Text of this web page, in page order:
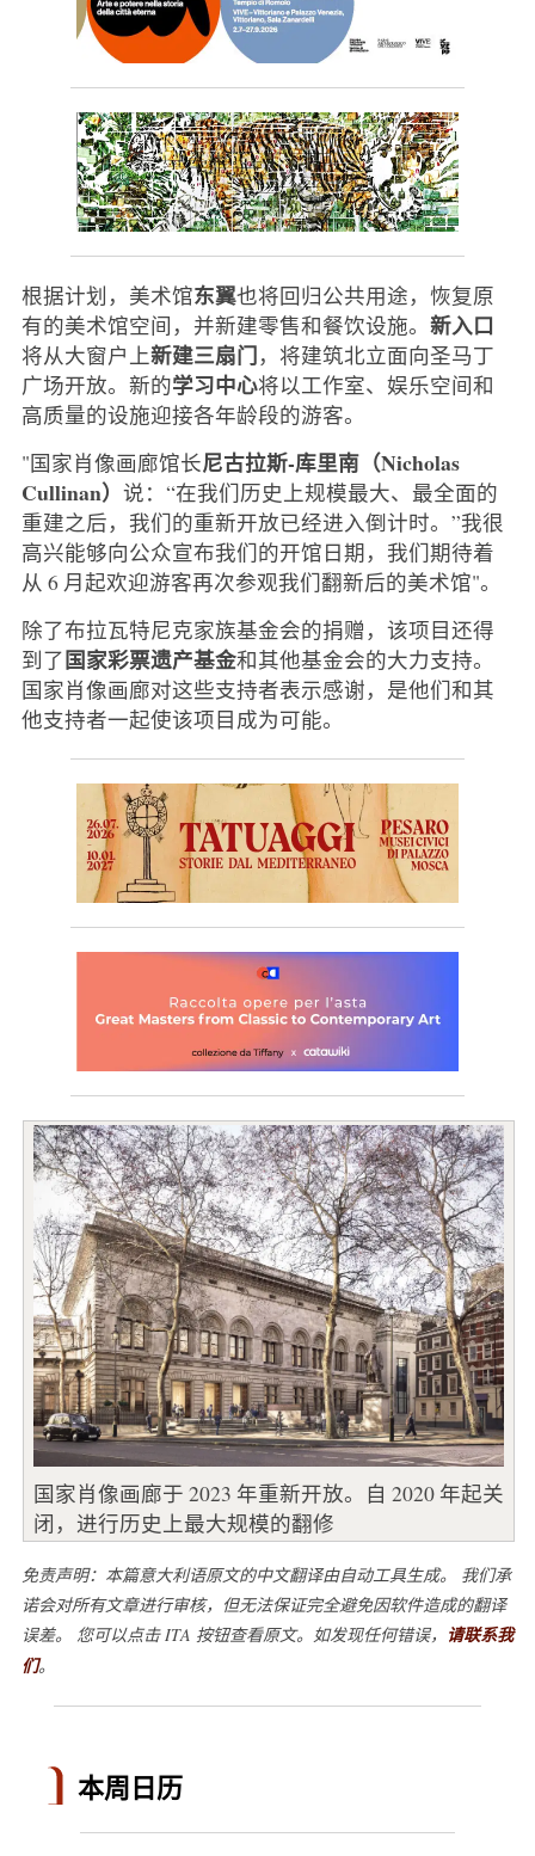
根据计划，美术馆东翼也将回归公共用途，恢复原
有的美术馆空间，并新建零售和餐饮设施。 新入口
将从大窗户上新建三扇门，将建筑北立面向圣马丁
广场开放。新的学习中心将以工作室、娱乐空间和
高质量的设施迎接各年龄段的游客。
"国家肖像画廊馆长尼古拉斯-库里南（Nicholas
Cullinan） 说：“在我们历史上规模最大、最全面的
重建之后，我们的重新开放已经进入倒计时。”我很
高兴能够向公众宣布我们的开馆日期，我们期待着
从 6 月起欢迎游客再次参观我们翻新后的美术馆"。
除了布拉瓦特尼克家族基金会的捐赠，该项目还得
到了国家彩票遗产基金和其他基金会的大力支持。
国家肖像画廊对这些支持者表示感谢，是他们和其
他支持者一起使该项目成为可能。
国家肖像画廊于 2023 年重新开放。自 2020 年起关
闭，进行历史上最大规模的翻修
免责声明：本篇意大利语原文的中文翻译由自动工具生成。 我们承
诺会对所有文章进行审核，但无法保证完全避免因软件造成的翻译
误差。 您可以点击 ITA 按钮查看原文。如发现任何错误， 请联系我
们。
本周日历